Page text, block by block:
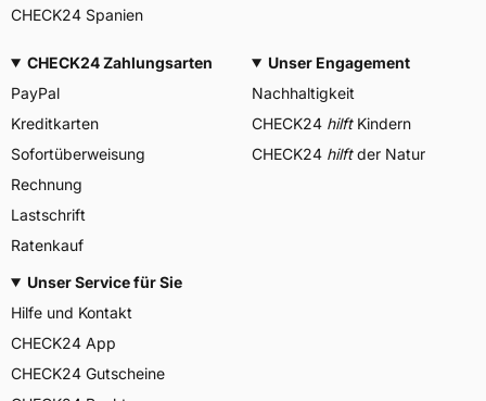
CHECK24 Spanien
CHECK24 Zahlungsarten
PayPal
Kreditkarten
Sofortüberweisung
Rechnung
Lastschrift
Ratenkauf
Unser Engagement
Nachhaltigkeit
CHECK24 hilftKindern
CHECK24 hilftder Natur
Unser Service für Sie
Hilfe und Kontakt
CHECK24 App
CHECK24 Gutscheine